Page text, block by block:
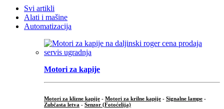
Svi artikli
Alati i mašine
Automatizacija
Motori za kapije
Motori za klizne kapije - Motori za krilne kapije - Signalne lampe -
Zubčasta letva - Senzor (Fotoćelija)